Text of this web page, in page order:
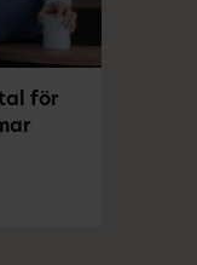
för